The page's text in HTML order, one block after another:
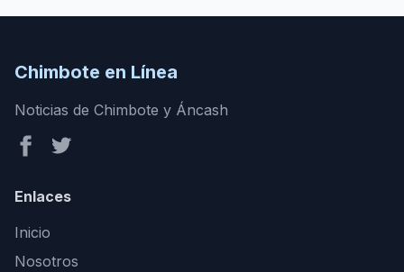
Chimbote en Línea
Noticias de Chimbote y Áncash
Enlaces
Inicio
Nosotros